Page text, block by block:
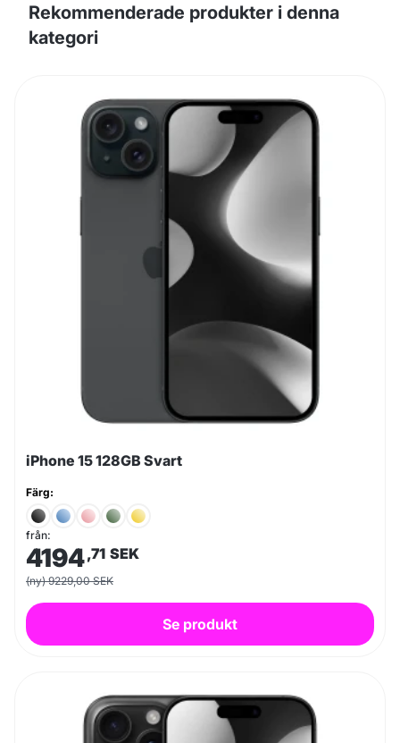
Rekommenderade produkter i denna
kategori
iPhone 15 128GB Svart
Färg:
från:
4194,71 SEK
(ny) 9229,00 SEK
Se produkt